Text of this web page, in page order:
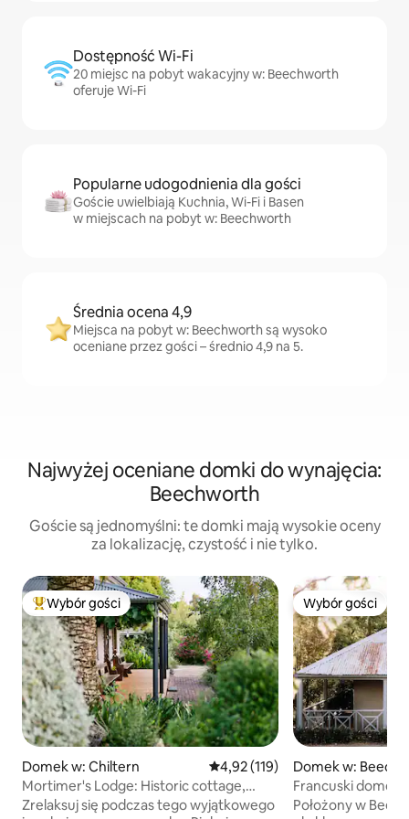
Dostępność Wi-Fi
20 miejsc na pobyt wakacyjny w: Beechworth
oferuje Wi-Fi
Popularne udogodnienia dla gości
Goście uwielbiają Kuchnia, Wi-Fi i Basen
w miejscach na pobyt w: Beechworth
Średnia ocena 4,9
Miejsca na pobyt w: Beechworth są wysoko
oceniane przez gości – średnio 4,9 na 5.
Najwyżej oceniane domki do wynajęcia:
Beechworth
Goście są jednomyślni: te domki mają wysokie oceny
za lokalizację, czystość i nie tylko.
Najpopularniejsze z kategorii Wybór gości
Wybór gości
Domek w: Chiltern Średnia ocena: 4,92 na 5, liczba
4,92 (119)
Mortimer's Lodge: Historic cottage,
modern touch.
Zrelaksuj się podczas tego wyjątkowego
Wybór gości
Wybór gości
Domek w:
Francuski domek
z ogródkiem
Położony w